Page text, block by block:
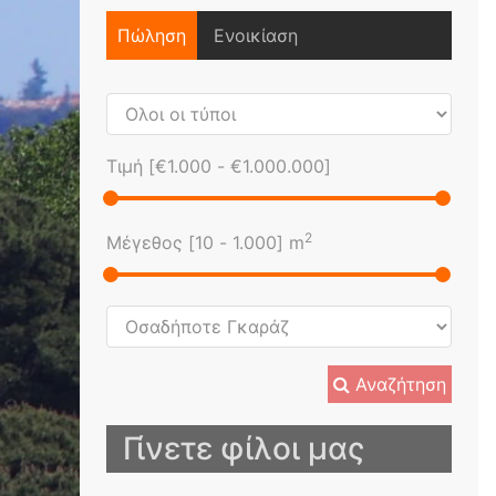
Πώληση Ενοικίαση
Τιμή [€1.000 - €1.000.000]
Μέγεθος [10 - 1.000] m2
Αναζήτηση
Γίνετε φίλοι μας